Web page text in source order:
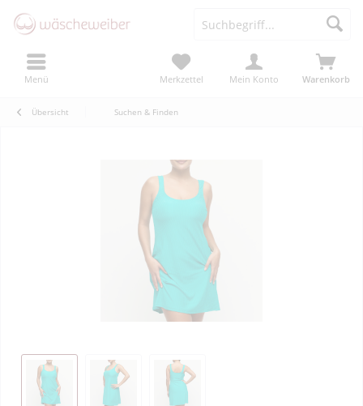
Menü Warenkorb
Merkzettel Mein Konto
Übersicht Suchen & Finden